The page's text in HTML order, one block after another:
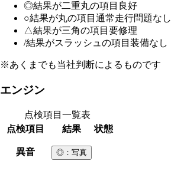
◎結果が二重丸の項目 良好
○結果が丸の項目 通常走行問題なし
△結果が三角の項目 要修理
/結果がスラッシュの項目 装備なし
※あくまでも当社判断によるものです
エンジン
点検項目一覧表
点検項目
結果 状態
異音 ◎ ：写真